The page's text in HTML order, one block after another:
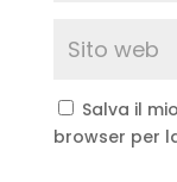
Salva il
browser per